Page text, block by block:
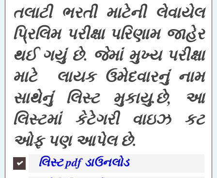
તલાટી ભરતી માટેની લેવાયેલ
પ્રિલિમ પરીક્ષા પરિણામ જાહેર
થઈ ગયું છે. જેમાં મુખ્ય પરીક્ષા
માટે લાયક ઉમેદવારનું નામ
સાથેનું લિસ્ટ મુકાયુ.છે, આ
લિસ્ટમાં કેટેગરી વાઇઝ કટ
ઓફ પણ આપેલ છે.
લિસ્ટ pdf ડાઉનલોડ